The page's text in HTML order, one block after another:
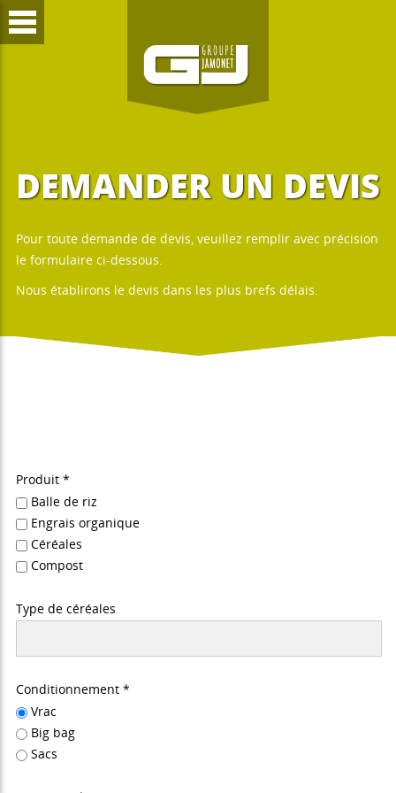
DEMANDER UN DEVIS
Pour toute demande de devis, veuillez remplir avec précision
le formulaire ci-dessous.
Nous établirons le devis dans les plus brefs délais.
Produit *
Balle de riz
Engrais organique
Céréales
Compost
Type de céréales
Conditionnement *
Vrac
Big bag
Sacs